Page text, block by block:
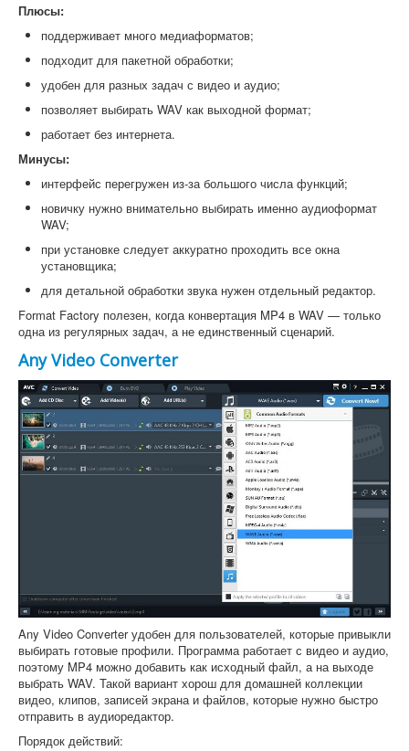
Плюсы:
поддерживает много медиаформатов;
подходит для пакетной обработки;
удобен для разных задач с видео и аудио;
позволяет выбирать WAV как выходной формат;
работает без интернета.
Минусы:
интерфейс перегружен из-за большого числа функций;
новичку нужно внимательно выбирать именно аудиоформат
WAV;
при установке следует аккуратно проходить все окна
установщика;
для детальной обработки звука нужен отдельный редактор.
Format Factory полезен, когда конвертация MP4 в WAV — только
одна из регулярных задач, а не единственный сценарий.
Any Video Converter
Any Video Converter удобен для пользователей, которые привыкли
выбирать готовые профили. Программа работает с видео и аудио,
поэтому MP4 можно добавить как исходный файл, а на выходе
выбрать WAV. Такой вариант хорош для домашней коллекции
видео, клипов, записей экрана и файлов, которые нужно быстро
отправить в аудиоредактор.
Порядок действий: